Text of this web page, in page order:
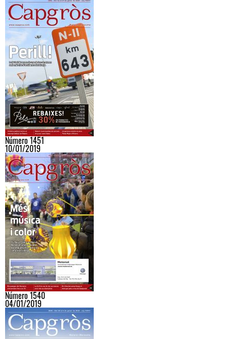
Número 1451
10/01/2019
Número 1540
04/01/2019